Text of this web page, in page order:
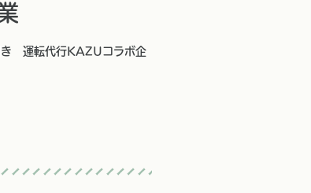
運転代行KAZUコラボ企